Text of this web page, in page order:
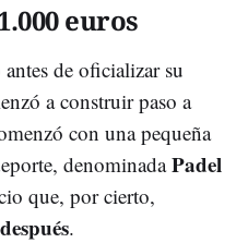
euros
de oficializar su
a construir paso a
con una pequeña
denominadaPadel
que, por cierto,
.